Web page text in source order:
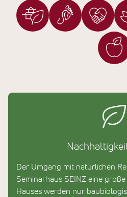
Der Umgang mit natürlichen
Seminarhaus SEINZ eine
Hauses werden nur